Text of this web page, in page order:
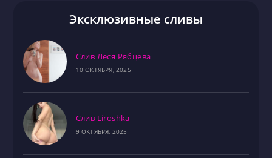
Эксклюзивные сливы
Слив Леся Рябцева
10 ОКТЯБРЯ, 2025
Слив Liroshka
9 ОКТЯБРЯ, 2025